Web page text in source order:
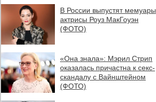
В России выпустят мемуары
актрисы Роуз МакГоуэн
(ФОТО)
«Она знала»: Мэрил Стрип
оказалась причастна к секс-
скандалу с Вайнштейном
(ФОТО)